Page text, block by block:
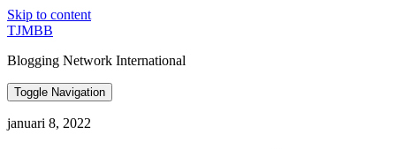
Skip to content
TJMBB
Blogging Network International
Toggle Navigation
januari 8, 2022